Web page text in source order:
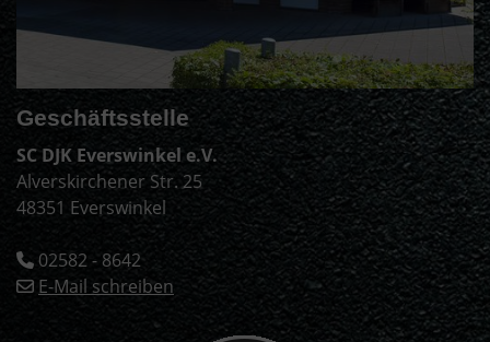
Geschäftsstelle
SC DJK Everswinkel e.V.
Alverskirchener Str. 25
48351 Everswinkel
02582 - 8642
E-Mail schreiben